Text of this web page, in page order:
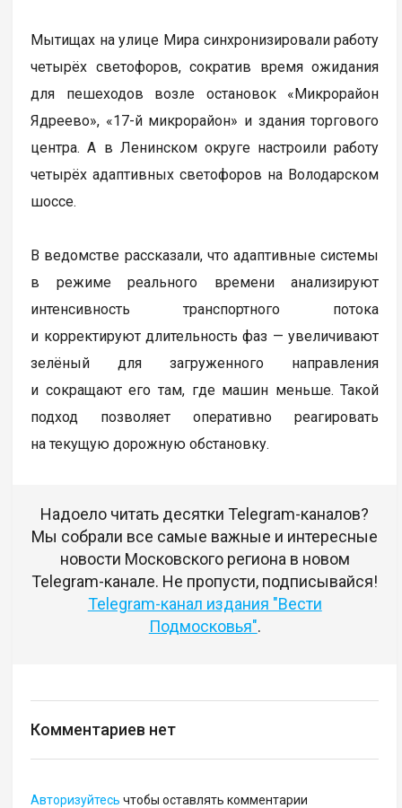
Мытищах на улице Мира синхронизировали работу
четырёх светофоров, сократив время ожидания
для пешеходов возле остановок «Микрорайон
Ядреево», «17-й микрорайон» и здания торгового
центра. А в Ленинском округе настроили работу
четырёх адаптивных светофоров на Володарском
шоссе.
В ведомстве рассказали, что адаптивные системы
в режиме реального времени анализируют
интенсивность транспортного потока
и корректируют длительность фаз — увеличивают
зелёный для загруженного направления
и сокращают его там, где машин меньше. Такой
подход позволяет оперативно реагировать
на текущую дорожную обстановку.
Надоело читать десятки Telegram-каналов?
Мы собрали все самые важные и интересные
новости Московского региона в новом
Telegram-канале. Не пропусти, подписывайся!
Telegram-канал издания "Вести
Подмосковья".
Комментариев нет
Авторизуйтесь чтобы оставлять комментарии